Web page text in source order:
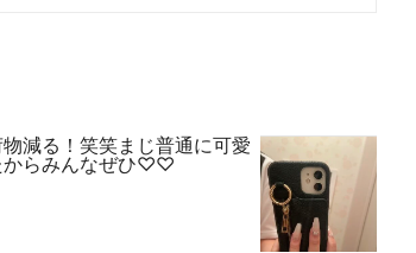
減る！笑笑まじ普通に可愛
からみんなぜひ♡♡